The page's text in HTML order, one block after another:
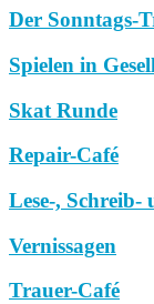
Der Sonntags-
Spielen in
Skat Runde
Repair-Café
Lese-, Schreib-
Vernissagen
Trauer-Café